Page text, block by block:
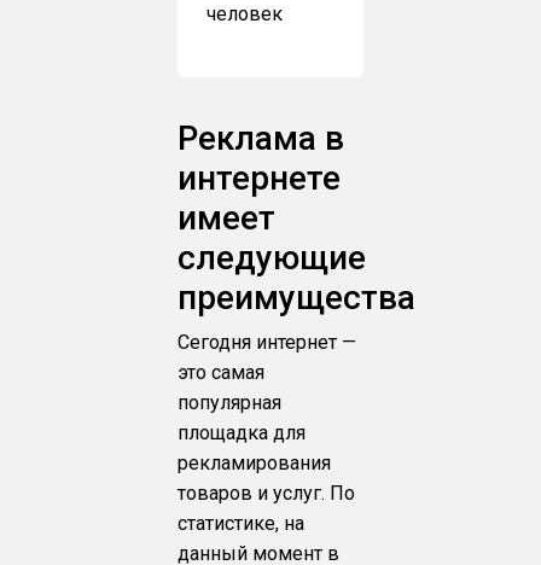
человек
Реклама в
интернете
имеет
следующие
преимущества
Сегодня интернет —
это самая
популярная
площадка для
рекламирования
товаров и услуг. По
статистике, на
данный момент в